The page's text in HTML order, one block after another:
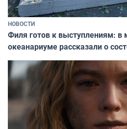
НОВОСТИ
Филя готов к выступлениям: в
океанариуме рассказали о